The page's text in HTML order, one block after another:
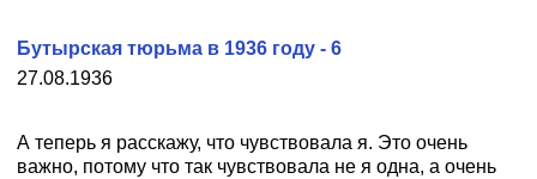
27.08.1936
Бутырская тюрьма в 1936 году - 6
А теперь я расскажу, что чувствовала я. Это очень
важно, потому что так чувствовала не я одна, а очень